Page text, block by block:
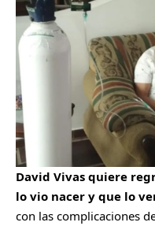
David Vivas quiere
lo vio nacer y que lo
con las complicaciones